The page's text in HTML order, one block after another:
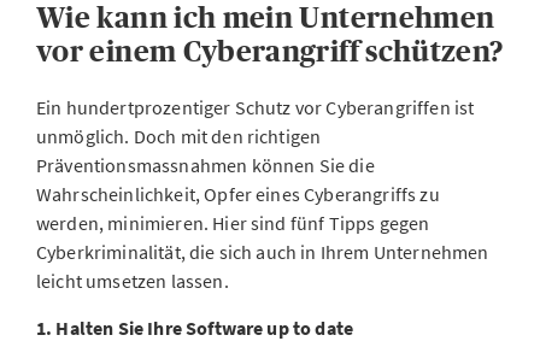
Wie kann ich mein Unternehmen
vor einem Cyberangriff schützen?
Ein hundertprozentiger Schutz vor Cyberangriffen ist
unmöglich. Doch mit den richtigen
Präventionsmassnahmen können Sie die
Wahrscheinlichkeit, Opfer eines Cyberangriffs zu
werden, minimieren. Hier sind fünf Tipps gegen
Cyberkriminalität, die sich auch in Ihrem Unternehmen
leicht umsetzen lassen.
1. Halten Sie Ihre Software up to date